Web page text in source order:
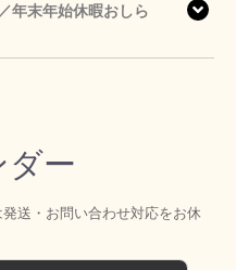
年末年始休暇おしら
ダー
送・お問い合わせ対応をお休